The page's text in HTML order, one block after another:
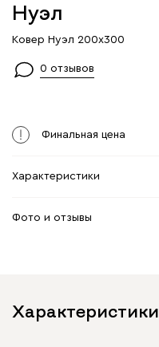
Нуэл
Ковер Нуэл 200x300
0 отзывов
Финальная цена
Характеристики
Фото и отзывы
Характеристики